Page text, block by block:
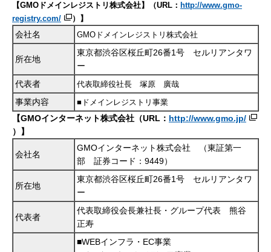
【GMOドメインレジストリ株式会社】（URL： http://www.gmo-
registry.com/
）】
会社名 GMOドメインレジストリ株式会社
所在地
東京都渋谷区桜丘町26番1号 セルリアンタワ
ー
代表者
代表取締役社長 塚原 廣哉
事業内容 ■ドメインレジストリ事業
【GMOインターネット株式会社（URL： http://www.gmo.jp/
）】
会社名
GMOインターネット株式会社 （東証第一
部 証券コード：9449）
所在地
東京都渋谷区桜丘町26番1号 セルリアンタワ
ー
代表者
代表取締役会長兼社長・グループ代表 熊谷
正寿
■WEBインフラ・EC事業